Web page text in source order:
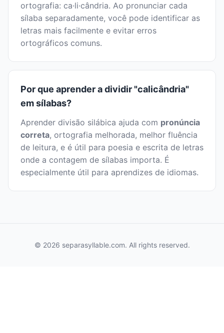
ortografia: ca·li·cândria. Ao pronunciar cada
sílaba separadamente, você pode identificar as
letras mais facilmente e evitar erros
ortográficos comuns.
Por que aprender a dividir "calicândria"
em sílabas?
Aprender divisão silábica ajuda com pronúncia
correta, ortografia melhorada, melhor fluência
de leitura, e é útil para poesia e escrita de letras
onde a contagem de sílabas importa. É
especialmente útil para aprendizes de idiomas.
© 2026 separasyllable.com. All rights reserved.